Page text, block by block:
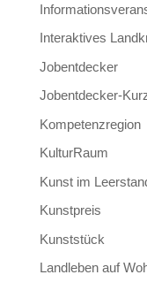
Interaktives
Jobentdecker
Jobentdecker-
Kompetenzregion
KulturRaum
Kunst im
Kunstpreis
Kunststück
Landleben auf